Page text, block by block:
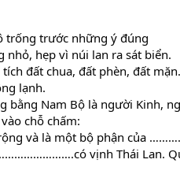
trống trước những ý đúng
hẹp vì núi lan ra sát biển.
đất chua, đất phèn, đất mặn.
lạnh.
bằng Nam Bộ là người Kinh,
chỗ chấm:
và là một bộ phận của
vịnh Thái